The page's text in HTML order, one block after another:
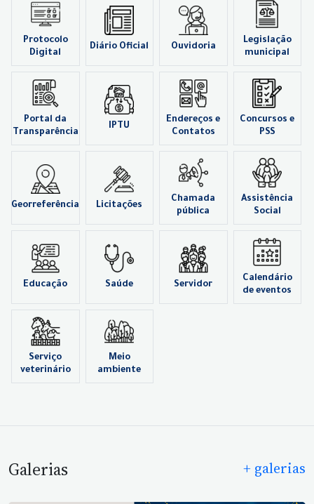
Protocolo
Digital
Diário Oficial Ouvidoria
Legislação
municipal
Portal da
Transparência
IPTU
Endereços e
Contatos
Concursos e
PSS
Georreferência Licitações
Chamada
pública
Assistência
Social
Educação Saúde Servidor
Calendário
de eventos
Serviço
veterinário
Meio
ambiente
Galerias + galerias